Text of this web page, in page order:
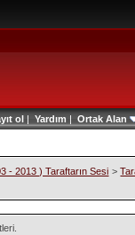
ol | Yardım | Ortak Alan
- 2013 ) Taraftarın Sesi >